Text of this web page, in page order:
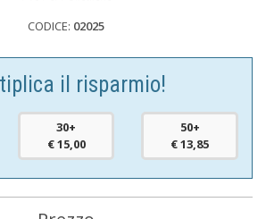
CODICE: 02025
il risparmio!
30+
€ 15,00
50+
€ 13,85